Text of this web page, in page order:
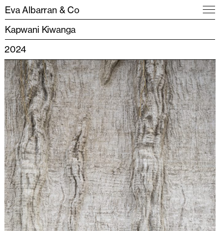
Eva Albarran & Co
Kapwani Kiwanga
2024